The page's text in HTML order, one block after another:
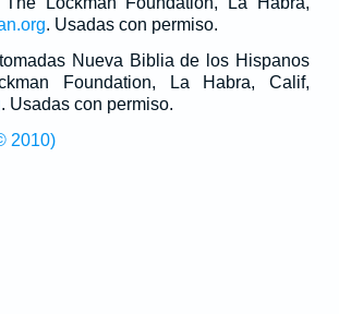
. Usadas con permiso.
Nueva Biblia de los Hispanos
Foundation, La Habra, Calif,
. Usadas con permiso.
2010)